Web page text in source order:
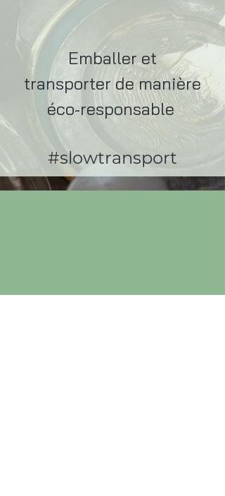
Emballer et
transporter de manière
éco-responsable
#slowtransport